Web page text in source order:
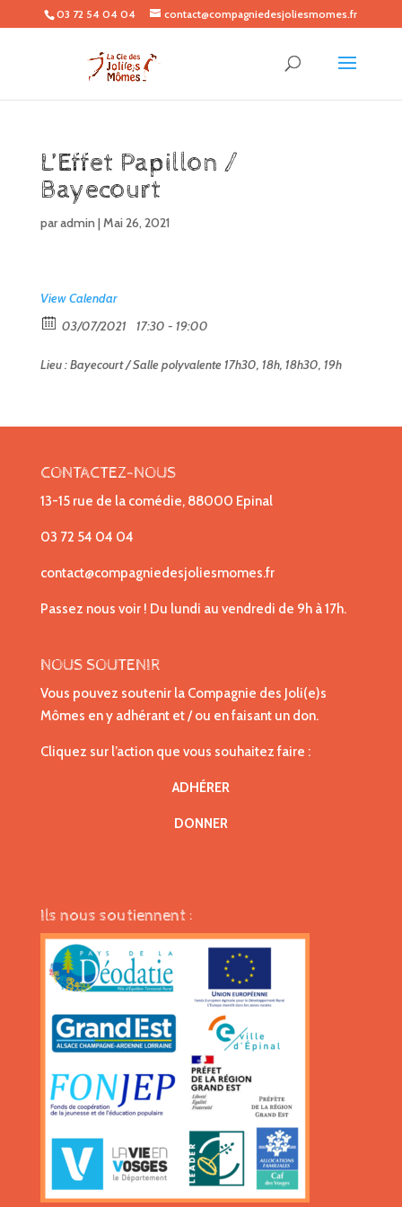
03 72 54 04 04 contact@compagniedesjoliesmomes.fr
L’Effet Papillon /
Bayecourt
paradmin |Mai 26, 2021
View Calendar
03/07/2021
17:30 - 19:00
Lieu : Bayecourt / Salle polyvalente 17h30, 18h, 18h30, 19h
CONTACTEZ-NOUS
13-15 rue de la comédie, 88000 Epinal
03 72 54 04 04
contact@compagniedesjoliesmomes.fr
Passez nous voir ! Du lundi au vendredi de 9h à 17h.
NOUS SOUTENIR
Vous pouvez soutenir la Compagnie des Joli(e)s
Mômes en y adhérant et / ou en faisant un don.
Cliquez sur l’action que vous souhaitez faire :
ADHÉRER
DONNER
Ils nous soutiennent :